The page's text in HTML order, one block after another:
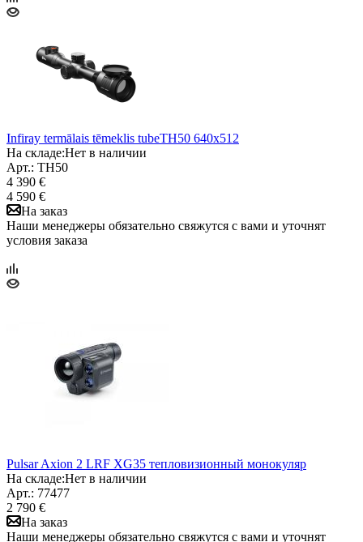
Infiray termālais tēmeklis tubeTH50 640x512
На складе:Нет в наличии
Арт.: TH50
4 390 €
4 590 €
На заказ
Наши менеджеры обязательно свяжутся с вами и уточнят
условия заказа
Pulsar Axion 2 LRF XG35 тепловизионный монокуляр
На складе:Нет в наличии
Арт.: 77477
2 790 €
На заказ
Наши менеджеры обязательно свяжутся с вами и уточнят